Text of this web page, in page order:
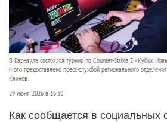
В Барнауле состоялся турнир по Counter-Strike 2 «Кубок
Фото предоставлено пресс-службой регионального
Клинов.
29 июня 2026 в 16:30
Как сообщается в социальных